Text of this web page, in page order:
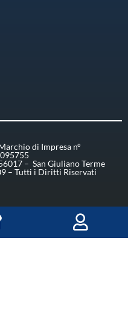
di Impresa n°
– San Giuliano Terme
– Tutti i Diritti Riservati